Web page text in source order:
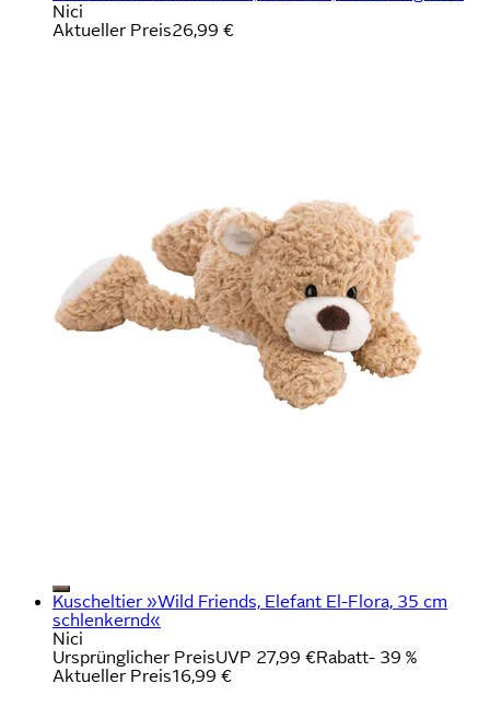
Nici
Aktueller Preis26,99 €
Kuscheltier »Wild Friends, Elefant El-Flora, 35 cm
schlenkernd«
Nici
Ursprünglicher PreisUVP 27,99 €Rabatt- 39 %
Aktueller Preis16,99 €